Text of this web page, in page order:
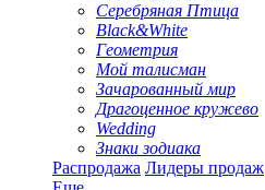
Серебряная Птица
Black&White
Геометрия
Мой талисман
Зачарованный мир
Драгоценное кружево
Wedding
Знаки зодиака
Распродажа Лидеры продаж